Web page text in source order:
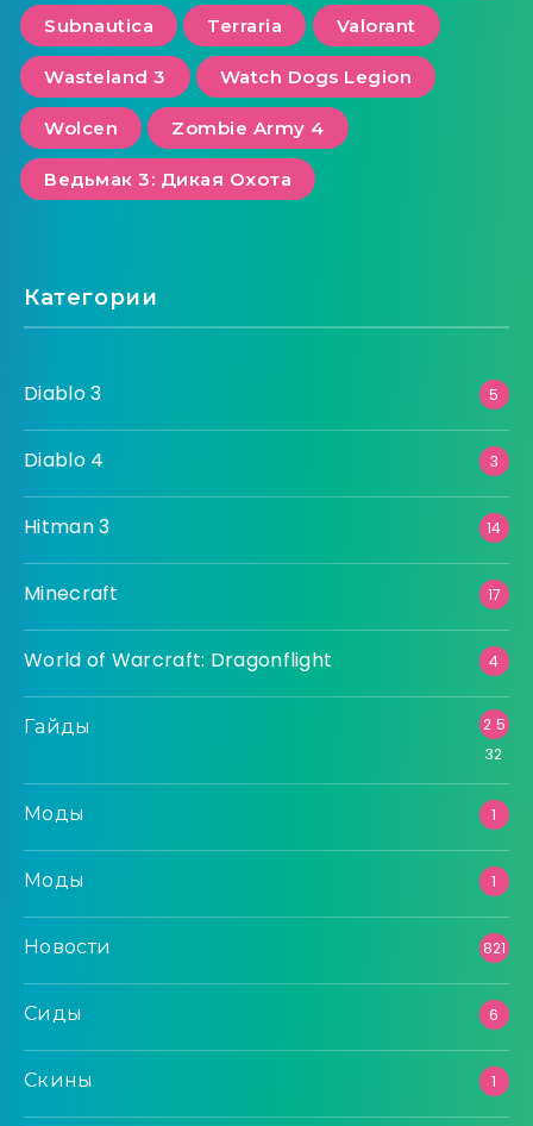
Subnautica Terraria Valorant
Wasteland 3 Watch Dogs Legion
Wolcen Zombie Army 4
Ведьмак 3: Дикая Охота
Категории
Diablo 3 5
Diablo 4 3
Hitman 3 14
Minecraft 17
World of Warcraft: Dragonflight 4
Гайды
2 5
32
Моды 1
Моды 1
Новости 821
Сиды 6
Скины 1